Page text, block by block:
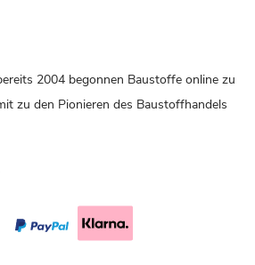
2004 begonnen Baustoffe online zu
zu den Pionieren des Baustoffhandels